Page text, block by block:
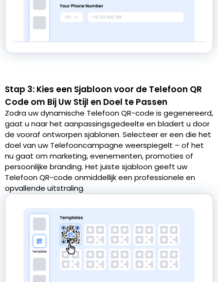
Stap 3: Kies een Sjabloon voor de Telefoon QR
Code om Bij Uw Stijl en Doel te Passen
Zodra uw dynamische Telefoon QR-code is gegenereerd,
gaat u naar het aanpassingsgedeelte en bladert u door
de vooraf ontworpen sjablonen. Selecteer er een die het
doel van uw Telefooncampagne weerspiegelt – of het
nu gaat om marketing, evenementen, promoties of
persoonlijke branding. Het juiste sjabloon geeft uw
Telefoon QR-code onmiddellijk een professionele en
opvallende uitstraling.